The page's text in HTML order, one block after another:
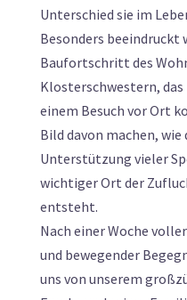
Unterschied sie im
Besonders beeindruckt
Baufortschritt des
Klosterschwestern,
einem Besuch vor Ort
Bild davon machen,
Unterstützung vieler
wichtiger Ort der
entsteht.
Nach einer Woche
und bewegender
uns von unserem